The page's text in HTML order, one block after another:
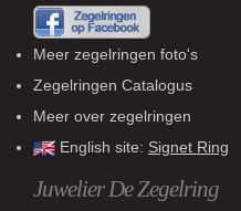
Meer zegelringen foto's
Zegelringen Catalogus
Meer over zegelringen
English site: Signet Ring
Juwelier De Zegelring